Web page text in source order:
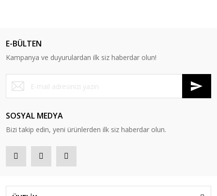
E-BÜLTEN
Kampanya ve duyurulardan ilk siz haberdar olun!
SOSYAL MEDYA
Bizi takip edin, yeni ürünlerden ilk siz haberdar olun.